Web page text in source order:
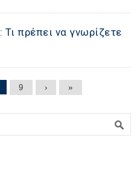
πρέπει να γνωρίζετε
9 › »